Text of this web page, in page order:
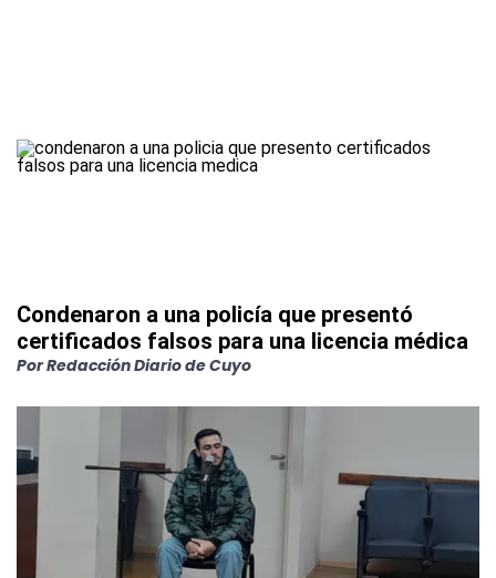
Condenaron a una policía que presentó
certificados falsos para una licencia médica
PorRedacción Diario de Cuyo